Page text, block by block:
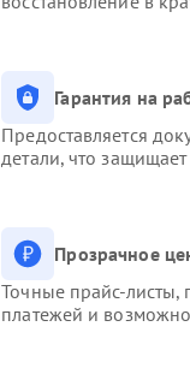
Гарантия на
Предоставляется
детали, что
Прозрачное
Точные прайс-листы,
платежей и